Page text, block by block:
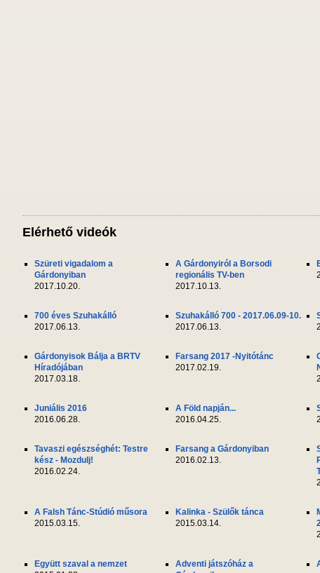
Elérhető videók
Szüreti vigadalom a
Gárdonyiban
2017.10.20.
A Gárdonyiról a Borsodi
regionális TV-ben
2017.10.13.
700 éves Szuhakálló
2017.06.13.
Szuhakálló 700 - 2017.06.09-10.
2017.06.13.
Gárdonyisok Bálja a BRTV
Híradójában
2017.03.18.
Farsang 2017 -Nyitótánc
2017.02.19.
Juniális 2016
2016.06.28.
A Föld napján...
2016.04.25.
Tavaszi egészséghét: Testre
kész - Mozdulj!
2016.02.24.
Farsang a Gárdonyiban
2016.02.13.
A Falsh Tánc-Stúdió műsora
2015.03.15.
Kalinka - Szülők tánca
2015.03.14.
Együtt szaval a nemzet
Adventi játszóház a